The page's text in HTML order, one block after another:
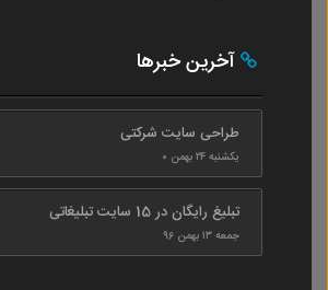
آخرین خبرها
طراحی سایت شرکتی
یکشنبه ۲۴ بهمن ۰
تبلیغ رایگان در 15 سایت تبلیغاتی
جمعه ۱۳ بهمن ۹۶